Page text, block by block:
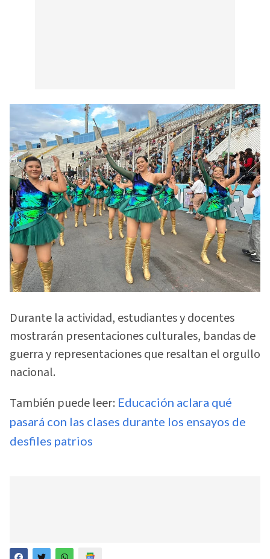
Durante la actividad, estudiantes y docentes
mostrarán presentaciones culturales, bandas de
guerra y representaciones que resaltan el orgullo
nacional.
También puede leer: Educación aclara qué
pasará con las clases durante los ensayos de
desfiles patrios